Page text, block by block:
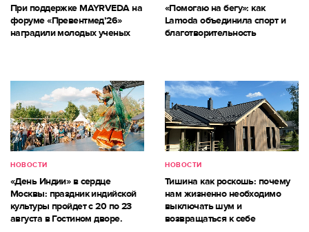
При поддержке MAYRVEDA на
форуме «Превентмед’26»
наградили молодых ученых
«Помогаю на бегу»: как
Lamoda объединила спорт и
благотворительность
НОВОСТИ
«День Индии» в сердце
Москвы: праздник индийской
культуры пройдет с 20 по 23
августа в Гостином дворе.
НОВОСТИ
Тишина как роскошь: почему
нам жизненно необходимо
выключать шум и
возвращаться к себе